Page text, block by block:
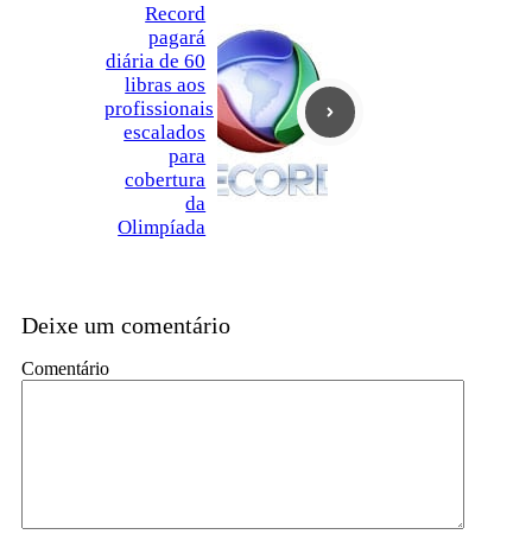
Record
pagará
diária de 60
libras aos
profissionais
escalados
para
cobertura
da
Olimpíada
Deixe um comentário
Comentário